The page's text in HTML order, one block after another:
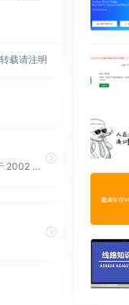
载请注明
ServerPlan成立于 2002 年，是一家拥有托管和云解决方案经验的托管服务提供商，其系统运行在 +50 Gbps 网络容量上。他们使用由 Cisco、RedHat 或 VMware 提供支持的技术 他们的价格经济实惠，对大多数客户来说都很合理。他们不会强迫客户签订长期合同，因此没有最低承诺期限。 付款时，客户可以选择： - 信用卡：VISA、MasterCard、Maestro、American Express； - PayPal； - 邮政； - 银行转账； 客户可以在购买产品后 30 天内取消购买